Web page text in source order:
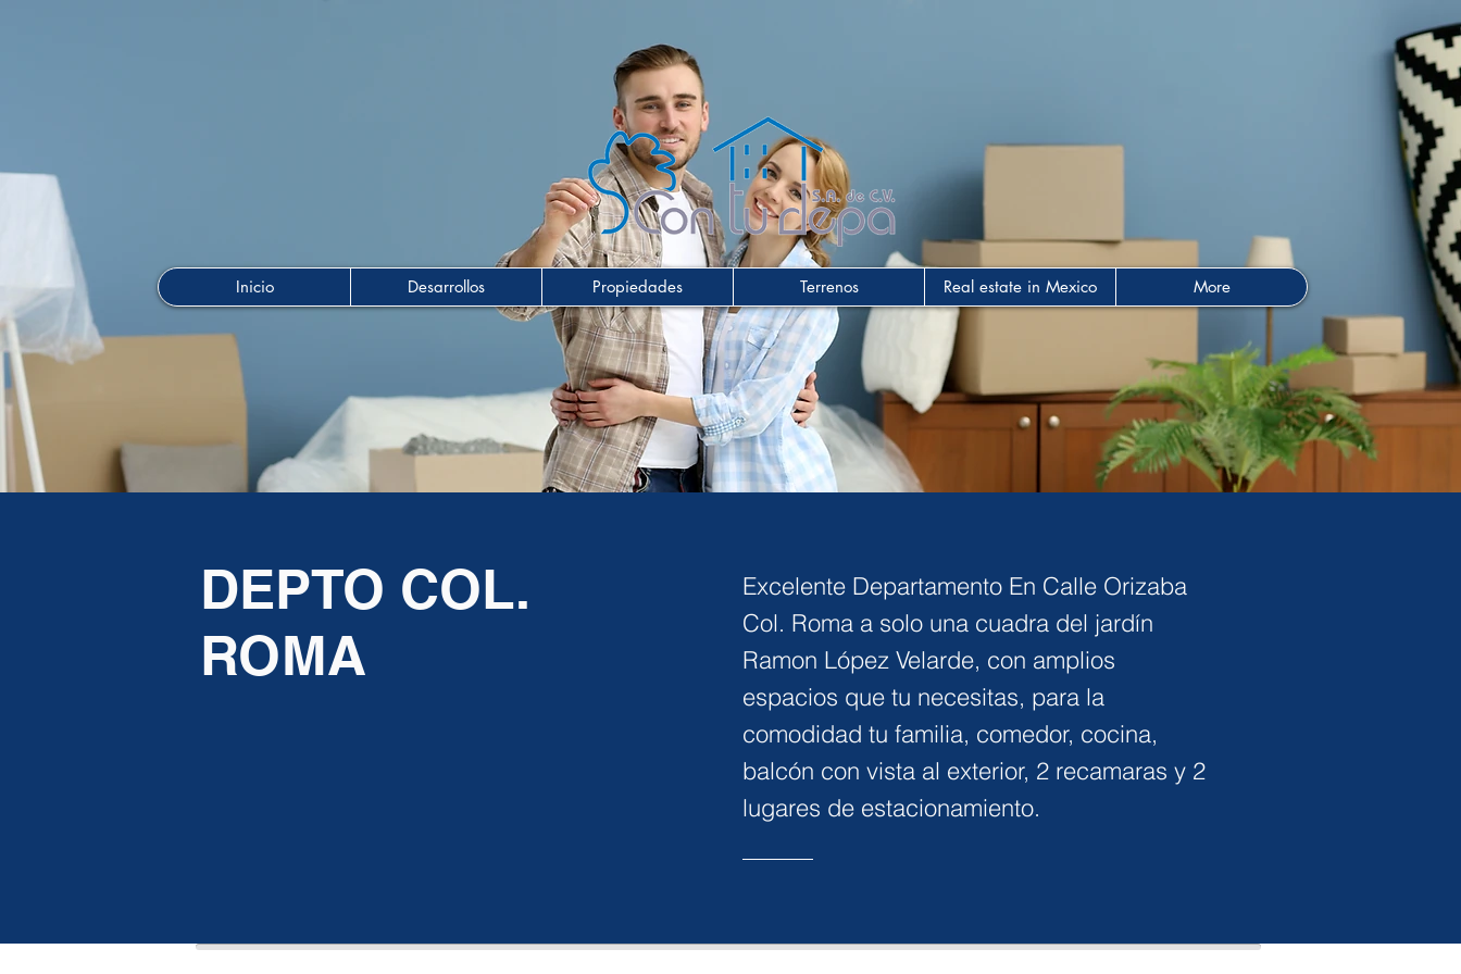
Inicio Desarrollos Propiedades Terrenos Real estate in Mexico More
DEPTO COL.
ROMA
Excelente Departamento En Calle Orizaba
Col. Roma a solo una cuadra del jardín
Ramon López Velarde, con amplios
espacios que tu necesitas, para la
comodidad tu familia, comedor, cocina,
balcón con vista al exterior, 2 recamaras y 2
lugares de estacionamiento.